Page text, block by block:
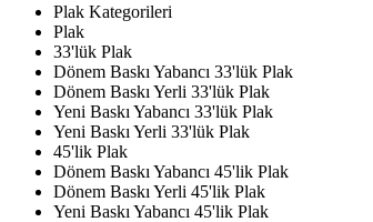
Plak Kategorileri
Plak
33'lük Plak
Dönem Baskı Yabancı 33'lük Plak
Dönem Baskı Yerli 33'lük Plak
Yeni Baskı Yabancı 33'lük Plak
Yeni Baskı Yerli 33'lük Plak
45'lik Plak
Dönem Baskı Yabancı 45'lik Plak
Dönem Baskı Yerli 45'lik Plak
Yeni Baskı Yabancı 45'lik Plak